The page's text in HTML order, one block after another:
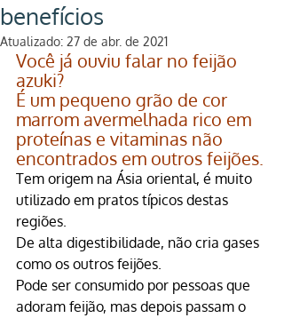
benefícios
Atualizado: 27 de abr. de 2021
Você já ouviu falar no feijão
azuki?
É um pequeno grão de cor
marrom avermelhada rico em
proteínas e vitaminas não
encontrados em outros feijões.
Tem origem na Ásia oriental, é muito
utilizado em pratos típicos destas
regiões.
De alta digestibilidade, não cria gases
como os outros feijões.
Pode ser consumido por pessoas que
adoram feijão, mas depois passam o